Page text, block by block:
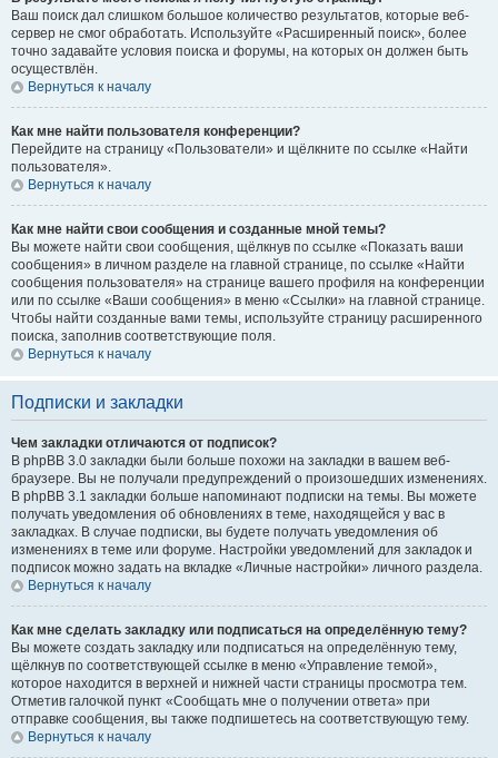
Ваш поиск дал слишком большое количество результатов, которые веб-
сервер не смог обработать. Используйте «Расширенный поиск», более
точно задавайте условия поиска и форумы, на которых он должен быть
осуществлён.
Вернуться к началу
Как мне найти пользователя конференции?
Перейдите на страницу «Пользователи» и щёлкните по ссылке «Найти
пользователя».
Вернуться к началу
Как мне найти свои сообщения и созданные мной темы?
Вы можете найти свои сообщения, щёлкнув по ссылке «Показать ваши
сообщения» в личном разделе на главной странице, по ссылке «Найти
сообщения пользователя» на странице вашего профиля на конференции
или по ссылке «Ваши сообщения» в меню «Ссылки» на главной странице.
Чтобы найти созданные вами темы, используйте страницу расширенного
поиска, заполнив соответствующие поля.
Вернуться к началу
Подписки и закладки
Чем закладки отличаются от подписок?
В phpBB 3.0 закладки были больше похожи на закладки в вашем веб-
браузере. Вы не получали предупреждений о произошедших изменениях.
В phpBB 3.1 закладки больше напоминают подписки на темы. Вы можете
получать уведомления об обновлениях в теме, находящейся у вас в
закладках. В случае подписки, вы будете получать уведомления об
изменениях в теме или форуме. Настройки уведомлений для закладок и
подписок можно задать на вкладке «Личные настройки» личного раздела.
Вернуться к началу
Как мне сделать закладку или подписаться на определённую тему?
Вы можете создать закладку или подписаться на определённую тему,
щёлкнув по соответствующей ссылке в меню «Управление темой»,
которое находится в верхней и нижней части страницы просмотра тем.
Отметив галочкой пункт «Сообщать мне о получении ответа» при
отправке сообщения, вы также подпишетесь на соответствующую тему.
Вернуться к началу